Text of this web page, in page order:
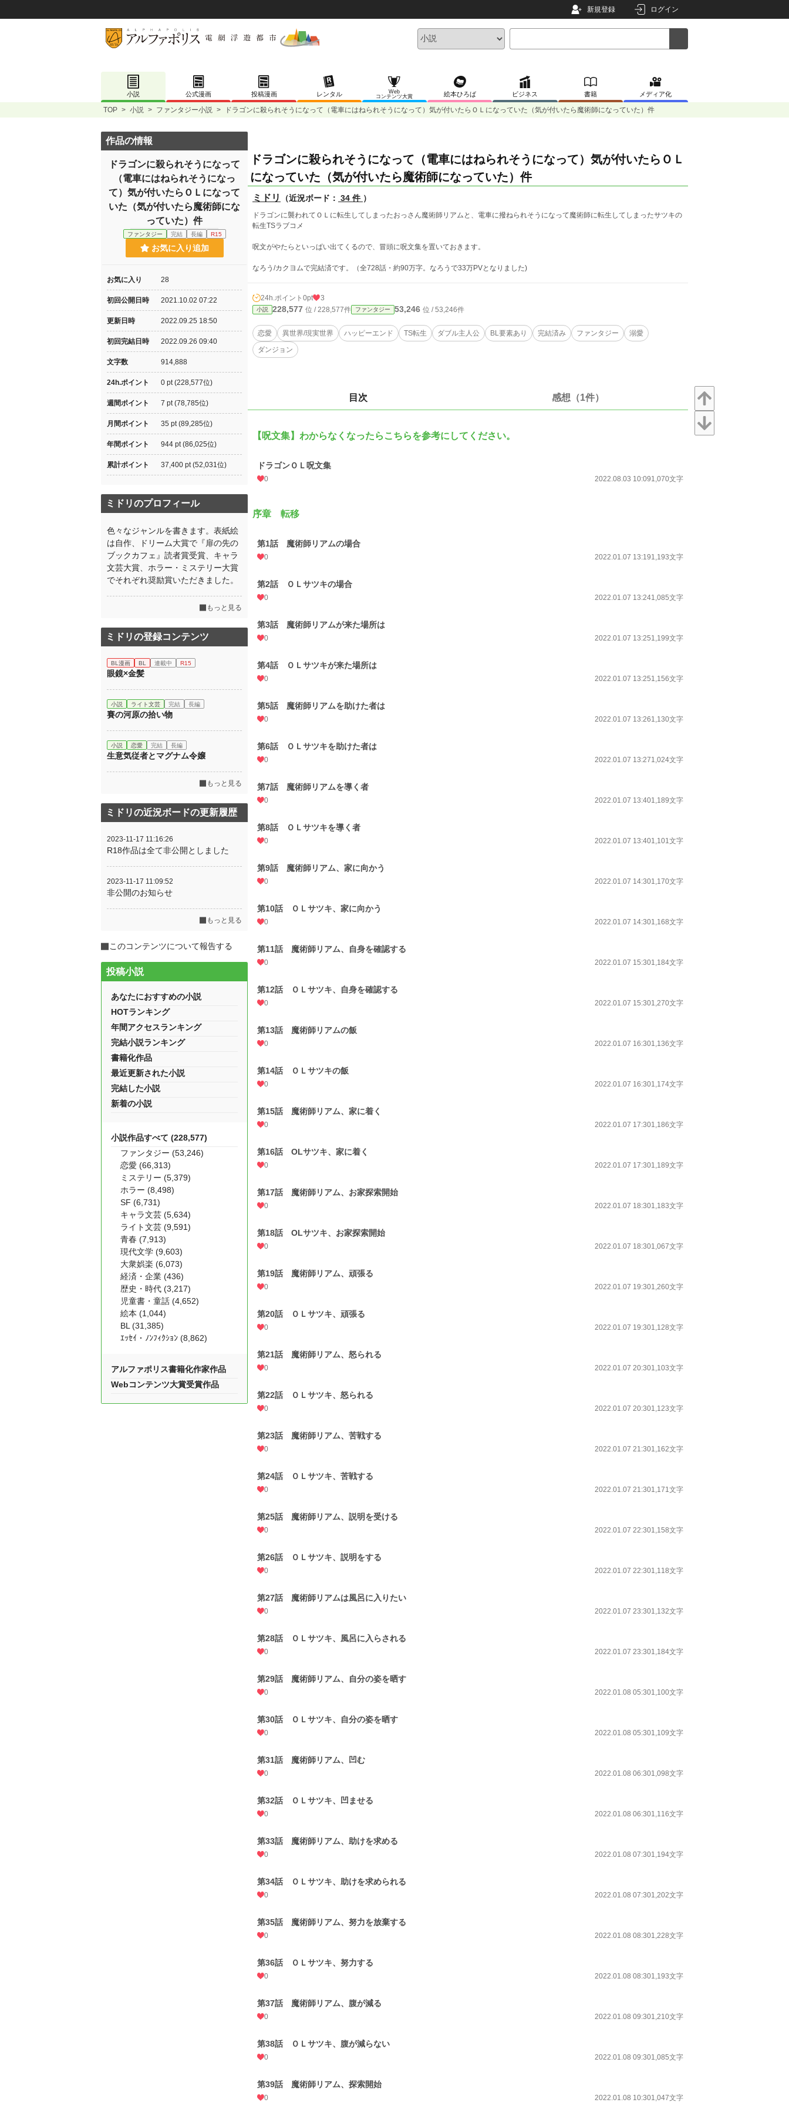
新規登録 ログイン
小説 公式漫画 投稿漫画 レンタル
Web
コンテンツ大賞
絵本ひろば ビジネス 書籍 メディア化
TOP > 小説 > ファンタジー小説 > ドラゴンに殺られそうになって（電車にはねられそうになって）気が付いたらＯＬになっていた（気が付いたら魔術師になっていた）件
ドラゴンに殺られそうになって（電車にはねられそうになって）気が付いたらＯＬ
になっていた（気が付いたら魔術師になっていた）件
ミドリ （近況ボード： 34 件 ）
ドラゴンに襲われてＯＬに転生してしまったおっさん魔術師リアムと、電車に撥ねられそうになって魔術師に転生してしまったサツキの
転生TSラブコメ
呪文がやたらといっぱい出てくるので、冒頭に呪文集を置いておきます。
なろう/カクヨムで完結済です。（全728話・約90万字。なろうで33万PVとなりました)
24h.ポイント 0pt 3
小説 228,577 位 / 228,577件 ファンタジー 53,246 位 / 53,246件
恋愛 異世界/現実世界 ハッピーエンド TS転生 ダブル主人公 BL要素あり 完結済み ファンタジー
溺愛
ダンジョン
目次 感想（1件）
【呪文集】わからなくなったらこちらを参考にしてください。
ドラゴンＯＬ呪文集
0 2022.08.03 10:091,070文字
序章 転移
第1話 魔術師リアムの場合
0 2022.01.07 13:191,193文字
第2話 ＯＬサツキの場合
0 2022.01.07 13:241,085文字
第3話 魔術師リアムが来た場所は
0 2022.01.07 13:251,199文字
第4話 ＯＬサツキが来た場所は
0 2022.01.07 13:251,156文字
第5話 魔術師リアムを助けた者は
0 2022.01.07 13:261,130文字
第6話 ＯＬサツキを助けた者は
0 2022.01.07 13:271,024文字
第7話 魔術師リアムを導く者
0 2022.01.07 13:401,189文字
第8話 ＯＬサツキを導く者
0 2022.01.07 13:401,101文字
第9話 魔術師リアム、家に向かう
0 2022.01.07 14:301,170文字
第10話 ＯＬサツキ、家に向かう
0 2022.01.07 14:301,168文字
第11話 魔術師リアム、自身を確認する
0 2022.01.07 15:301,184文字
第12話 ＯＬサツキ、自身を確認する
0 2022.01.07 15:301,270文字
第13話 魔術師リアムの飯
0 2022.01.07 16:301,136文字
第14話 ＯＬサツキの飯
0 2022.01.07 16:301,174文字
第15話 魔術師リアム、家に着く
0 2022.01.07 17:301,186文字
第16話 OLサツキ、家に着く
0 2022.01.07 17:301,189文字
第17話 魔術師リアム、お家探索開始
0 2022.01.07 18:301,183文字
第18話 OLサツキ、お家探索開始
0 2022.01.07 18:301,067文字
第19話 魔術師リアム、頑張る
0 2022.01.07 19:301,260文字
第20話 ＯＬサツキ、頑張る
0 2022.01.07 19:301,128文字
第21話 魔術師リアム、怒られる
0 2022.01.07 20:301,103文字
第22話 ＯＬサツキ、怒られる
0 2022.01.07 20:301,123文字
第23話 魔術師リアム、苦戦する
0 2022.01.07 21:301,162文字
第24話 ＯＬサツキ、苦戦する
0 2022.01.07 21:301,171文字
第25話 魔術師リアム、説明を受ける
0 2022.01.07 22:301,158文字
第26話 ＯＬサツキ、説明をする
0 2022.01.07 22:301,118文字
第27話 魔術師リアムは風呂に入りたい
0 2022.01.07 23:301,132文字
第28話 ＯＬサツキ、風呂に入らされる
0 2022.01.07 23:301,184文字
第29話 魔術師リアム、自分の姿を晒す
0 2022.01.08 05:301,100文字
第30話 ＯＬサツキ、自分の姿を晒す
0 2022.01.08 05:301,109文字
第31話 魔術師リアム、凹む
0 2022.01.08 06:301,098文字
第32話 ＯＬサツキ、凹ませる
0 2022.01.08 06:301,116文字
第33話 魔術師リアム、助けを求める
0 2022.01.08 07:301,194文字
第34話 ＯＬサツキ、助けを求められる
0 2022.01.08 07:301,202文字
第35話 魔術師リアム、努力を放棄する
0 2022.01.08 08:301,228文字
第36話 ＯＬサツキ、努力する
0 2022.01.08 08:301,193文字
第37話 魔術師リアム、腹が減る
0 2022.01.08 09:301,210文字
第38話 ＯＬサツキ、腹が減らない
0 2022.01.08 09:301,085文字
第39話 魔術師リアム、探索開始
0 2022.01.08 10:301,047文字
作品の情報
ドラゴンに殺られそうになって
（電車にはねられそうになっ
て）気が付いたらＯＬになって
いた（気が付いたら魔術師にな
っていた）件
ファンタジー 完結 長編 R15
お気に入り追加
お気に入り 28
初回公開日時 2021.10.02 07:22
更新日時 2022.09.25 18:50
初回完結日時 2022.09.26 09:40
文字数 914,888
24h.ポイント 0 pt (228,577位)
週間ポイント 7 pt (78,785位)
月間ポイント 35 pt (89,285位)
年間ポイント 944 pt (86,025位)
累計ポイント 37,400 pt (52,031位)
ミドリのプロフィール
色々なジャンルを書きます。表紙絵
は自作、ドリーム大賞で『扉の先の
ブックカフェ』読者賞受賞、キャラ
文芸大賞、ホラー・ミステリー大賞
でそれぞれ奨励賞いただきました。
もっと見る
ミドリの登録コンテンツ
BL漫画 BL 連載中 R15
眼鏡×金髪
小説 ライト文芸 完結 長編
賽の河原の拾い物
小説 恋愛 完結 長編
生意気従者とマグナム令嬢
もっと見る
ミドリの近況ボードの更新履歴
2023-11-17 11:16:26
R18作品は全て非公開としました
2023-11-17 11:09:52
非公開のお知らせ
もっと見る
このコンテンツについて報告する
投稿小説
あなたにおすすめの小説
HOTランキング
年間アクセスランキング
完結小説ランキング
書籍化作品
最近更新された小説
完結した小説
新着の小説
小説作品すべて (228,577)
ファンタジー (53,246)
恋愛 (66,313)
ミステリー (5,379)
ホラー (8,498)
SF (6,731)
キャラ文芸 (5,634)
ライト文芸 (9,591)
青春 (7,913)
現代文学 (9,603)
大衆娯楽 (6,073)
経済・企業 (436)
歴史・時代 (3,217)
児童書・童話 (4,652)
絵本 (1,044)
BL (31,385)
ｴｯｾｲ・ﾉﾝﾌｨｸｼｮﾝ (8,862)
アルファポリス書籍化作家作品
Webコンテンツ大賞受賞作品